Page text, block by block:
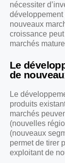
nécessiter
développement
nouveaux
croissance
marchés
Le
de
Le
produits
marchés
(nouvelles
(nouveaux
permet de tirer
exploitant de